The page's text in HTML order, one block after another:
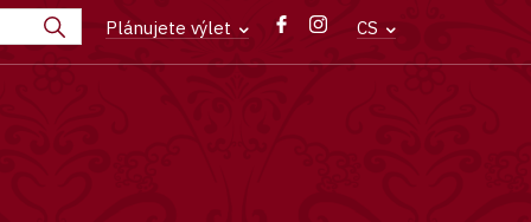
Plánujete výlet CS